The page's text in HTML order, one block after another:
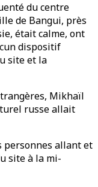
du centre
de Bangui, près
était calme, ont
dispositif
site et la
Mikhaïl
russe allait
personnes allant et
site à la mi-